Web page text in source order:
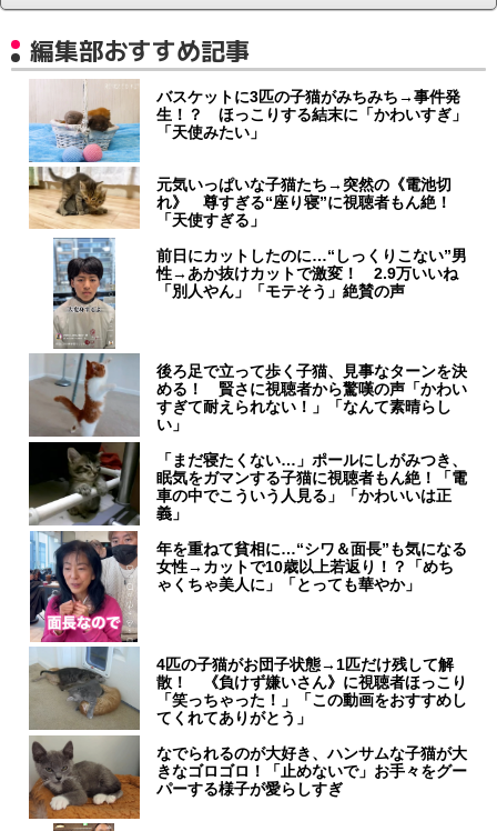
編集部おすすめ記事
バスケットに3匹の子猫がみちみち→事件発
生！？ ほっこりする結末に「かわいすぎ」
「天使みたい」
元気いっぱいな子猫たち→突然の《電池切
れ》 尊すぎる“座り寝”に視聴者もん絶！
「天使すぎる」
前日にカットしたのに…“しっくりこない”男
性→あか抜けカットで激変！ 2.9万いいね
「別人やん」「モテそう」絶賛の声
後ろ足で立って歩く子猫、見事なターンを決
める！ 賢さに視聴者から驚嘆の声「かわい
すぎて耐えられない！」「なんて素晴らし
い」
「まだ寝たくない…」ポールにしがみつき、
眠気をガマンする子猫に視聴者もん絶！「電
車の中でこういう人見る」「かわいいは正
義」
年を重ねて貧相に…“シワ＆面長”も気になる
女性→カットで10歳以上若返り！？「めち
ゃくちゃ美人に」「とっても華やか」
4匹の子猫がお団子状態→1匹だけ残して解
散！ 《負けず嫌いさん》に視聴者ほっこり
「笑っちゃった！」「この動画をおすすめし
てくれてありがとう」
なでられるのが大好き、ハンサムな子猫が大
きなゴロゴロ！「止めないで」お手々をグー
パーする様子が愛らしすぎ